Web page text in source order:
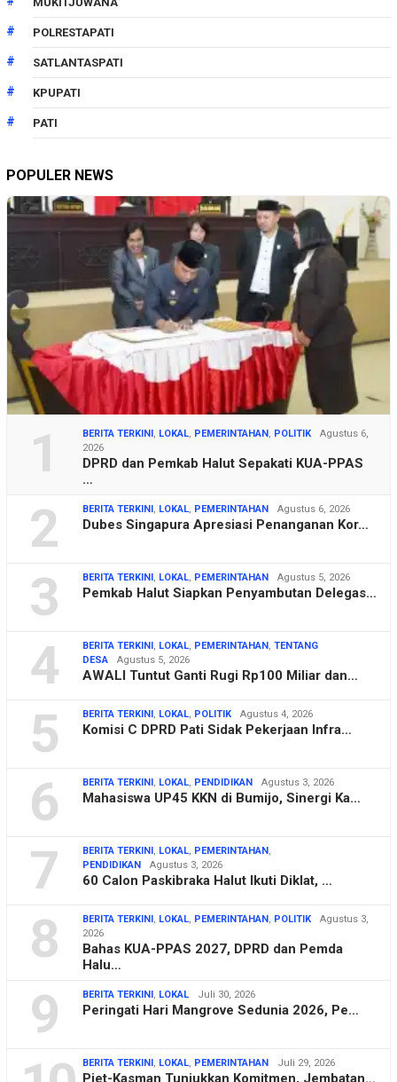
POLRESTAPATI
SATLANTASPATI
KPUPATI
PATI
POPULER NEWS
1 BERITA TERKINI, LOKAL, PEMERINTAHAN, POLITIK
Agustus 6,
2026
DPRD dan Pemkab Halut Sepakati KUA-PPAS
…
2 BERITA TERKINI, LOKAL, PEMERINTAHAN Agustus 6, 2026
Dubes Singapura Apresiasi Penanganan Kor…
3 BERITA TERKINI, LOKAL, PEMERINTAHAN Agustus 5, 2026
Pemkab Halut Siapkan Penyambutan Delegas…
4 BERITA TERKINI, LOKAL, PEMERINTAHAN, TENTANG
DESA
Agustus 5, 2026
AWALI Tuntut Ganti Rugi Rp100 Miliar dan…
5 BERITA TERKINI, LOKAL, POLITIK Agustus 4, 2026
Komisi C DPRD Pati Sidak Pekerjaan Infra…
6 BERITA TERKINI, LOKAL, PENDIDIKAN Agustus 3, 2026
Mahasiswa UP45 KKN di Bumijo, Sinergi Ka…
7 BERITA TERKINI, LOKAL, PEMERINTAHAN,
PENDIDIKAN
Agustus 3, 2026
60 Calon Paskibraka Halut Ikuti Diklat, …
8 BERITA TERKINI, LOKAL, PEMERINTAHAN, POLITIK
Agustus 3,
2026
Bahas KUA-PPAS 2027, DPRD dan Pemda
Halu…
9 BERITA TERKINI, LOKAL Juli 30, 2026
Peringati Hari Mangrove Sedunia 2026, Pe…
BERITA TERKINI, LOKAL, PEMERINTAHAN Juli 29, 2026
Piet-Kasman Tunjukkan Komitmen, Jembatan…